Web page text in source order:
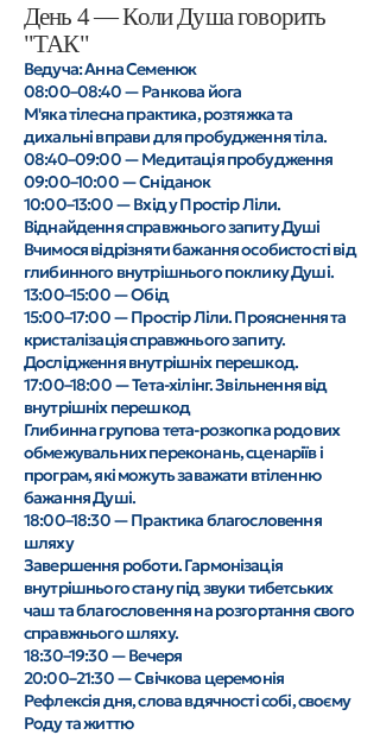
День 4 — Коли Душа говорить
"ТАК"
Ведуча: Анна Семенюк
08:00–08:40 — Ранкова йога
М'яка тілесна практика, розтяжка та
дихальні вправи для пробудження тіла.
08:40–09:00 — Медитація пробудження
09:00–10:00 — Сніданок
10:00–13:00 — Вхід у Простір Ліли.
Віднайдення справжнього запиту Душі
Вчимося відрізняти бажання особистості від
глибинного внутрішнього поклику Душі.
13:00–15:00 — Обід
15:00–17:00 — Простір Ліли. Прояснення та
кристалізація справжнього запиту.
Дослідження внутрішніх перешкод.
17:00–18:00 — Тета-хілінг. Звільнення від
внутрішніх перешкод
Глибинна групова тета-розкопка родових
обмежувальних переконань, сценаріїв і
програм, які можуть заважати втіленню
бажання Душі.
18:00–18:30 — Практика благословення
шляху
Завершення роботи. Гармонізація
внутрішнього стану під звуки тибетських
чаш та благословення на розгортання свого
справжнього шляху.
18:30–19:30 — Вечеря
20:00–21:30 — Свічкова церемонія
Рефлексія дня, слова вдячності собі, своєму
Роду та життю